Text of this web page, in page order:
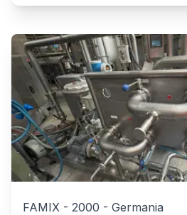
FAMIX - 2000 - Germania